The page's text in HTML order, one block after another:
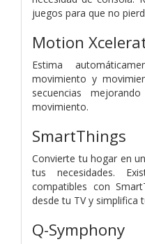
juegos para que no
Motion
Estima
movimiento y
secuencias
movimiento.
SmartThings
Convierte tu hogar en
tus necesidades.
compatibles con
desde tu TV y simplifica
Q-Symphony